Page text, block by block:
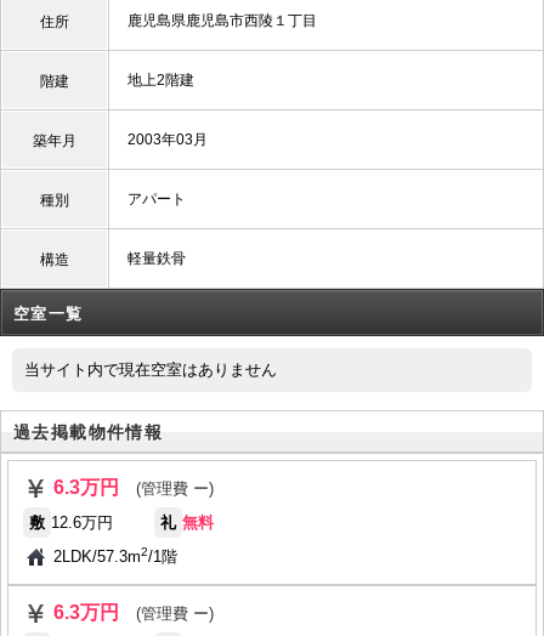
住所 鹿児島県鹿児島市西陵１丁目
階建 地上2階建
築年月 2003年03月
種別 アパート
構造 軽量鉄骨
空室一覧
当サイト内で現在空室はありません
過去掲載物件情報
6.3万円
(管理費 ー)
敷 12.6万円 礼 無料
2LDK/57.3m2/1階
6.3万円
(管理費 ー)